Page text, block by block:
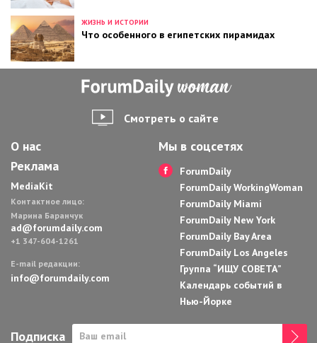
ЖИЗНЬ И ИСТОРИИ
Что особенного в египетских пирамидах
Смотреть о сайте
О нас
Реклама
MediaKit
Контактное лицо:
Марина Баранчук
ad@forumdaily.com
+1 347-604-1261
E-mail редакции:
info@forumdaily.com
Мы в соцсетях
ForumDaily
ForumDaily WorkingWoman
ForumDaily Miami
ForumDaily New York
ForumDaily Bay Area
ForumDaily Los Angeles
Группа “ИЩУ СОВЕТА”
Календарь событий в
Нью-Йорке
Подписка